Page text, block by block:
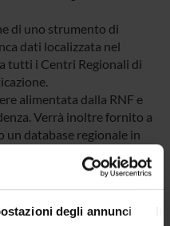
degli annunci
di uno strumento di
dati localizzata nel
tutti i Centri Regionali di
alimentata dalla RNF e
Verrà inoltre fornito a
database regionale in